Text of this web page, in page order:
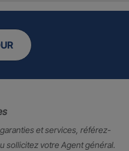
et services, référez-
sollicitez votre Agent général.